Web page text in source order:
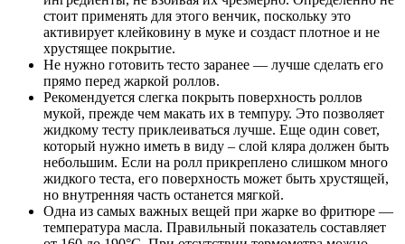
стоит применять для этого венчик, поскольку это
активирует клейковину в муке и создаст плотное и не
хрустящее покрытие.
Не нужно готовить тесто заранее — лучше сделать его
прямо перед жаркой роллов.
Рекомендуется слегка покрыть поверхность роллов
мукой, прежде чем макать их в темпуру. Это позволяет
жидкому тесту приклеиваться лучше. Еще один совет,
который нужно иметь в виду – слой кляра должен быть
небольшим. Если на ролл прикреплено слишком много
жидкого теста, его поверхность может быть хрустящей,
но внутренняя часть останется мягкой.
Одна из самых важных вещей при жарке во фритюре —
температура масла. Правильный показатель составляет